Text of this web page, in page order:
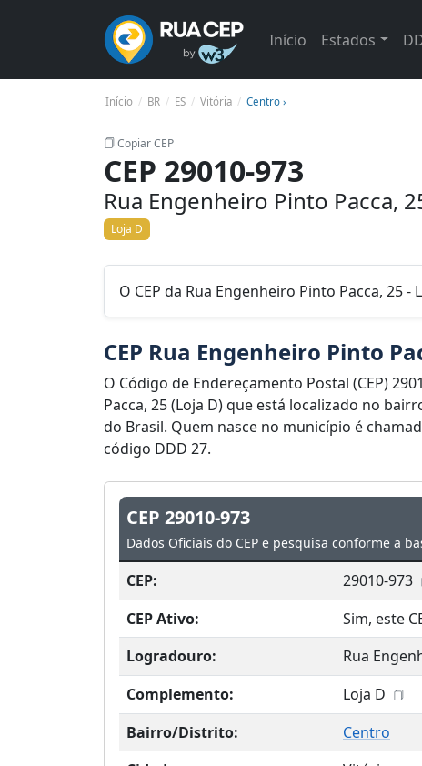
Início Estados
Início BR ES Vitória Centro ›
Copiar CEP
CEP 29010-973
Rua Engenheiro Pinto Pacca,
Loja D
O CEP da Rua Engenheiro Pinto Pacca, 25
CEP Rua Engenheiro Pinto
O Código de Endereçamento Postal (CEP)
Pacca, 25 (Loja D) que está localizado no
do Brasil. Quem nasce no município é
código DDD 27.
CEP 29010-973
Dados Oficiais do CEP e pesquisa conforme a
CEP:
29010-973
CEP Ativo:
Sim, este
Logradouro:
Rua
Complemento:
Loja D
Bairro/Distrito:
Centro